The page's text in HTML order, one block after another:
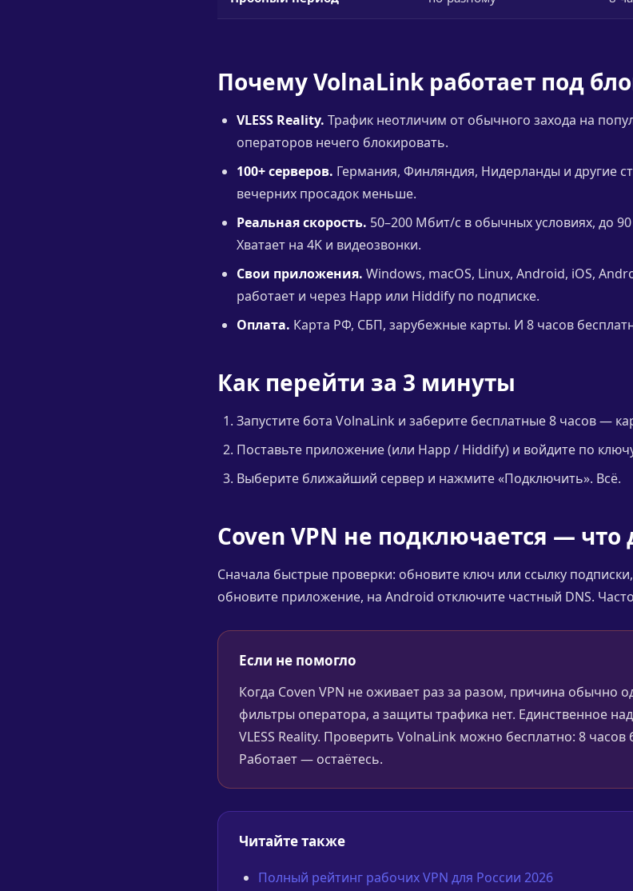
Почему VolnaLink работает под
VLESS Reality. Трафик неотличим от обычного захода на
операторов нечего блокировать.
100+ серверов. Германия, Финляндия, Нидерланды и другие
вечерних просадок меньше.
Реальная скорость. 50–200 Мбит/с в обычных условиях, до
Хватает на 4K и видеозвонки.
Свои приложения. Windows, macOS, Linux, Android, iOS,
работает и через Happ или Hiddify по подписке.
Оплата. Карта РФ, СБП, зарубежные карты. И 8 часов
Как перейти за 3 минуты
Запустите бота VolnaLink и заберите бесплатные 8 часов —
Поставьте приложение (или Happ / Hiddify) и войдите по
Выберите ближайший сервер и нажмите «Подключить». Всё.
Coven VPN не подключается — что
Сначала быстрые проверки: обновите ключ или ссылку
обновите приложение, на Android отключите частный DNS. Часто
Если не помогло
Когда Coven VPN не оживает раз за разом, причина обычно
фильтры оператора, а защиты трафика нет. Единственное
VLESS Reality. Проверить VolnaLink можно бесплатно: 8
Работает — остаётесь.
Читайте также
Полный рейтинг рабочих VPN для России 2026